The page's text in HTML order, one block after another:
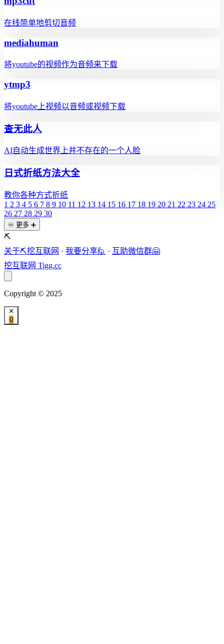
在线简单地剪切音频
mediahuman
将youtube的视频作为音频来下载
ytmp3
将youtube上视频以音频或视频下载
查无此人
AI自动生成世界上并不存在的一个人脸
日式折纸方法大全
教你各种方式折纸
1 2 3 4 5 6 7 8 9 10 11 12 13 14 15 16 17 18 19 20 21 22 23 24 25
26 27 28 29 30
♾️ 更多 ➕
⛏️
关于⛏️挖互联网 · 我要分享🙋 · 互助微信群🤗
挖互联网 Tigg.cc
Copyright © 2025
0